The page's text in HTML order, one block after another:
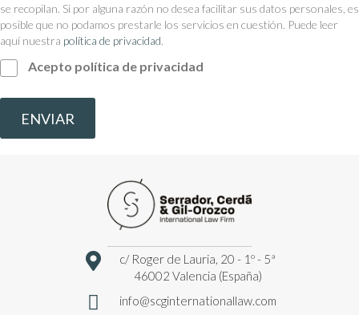
se recopilan. Si por alguna razón no desea facilitar sus datos personales, es
posible que no podamos prestarle los servicios en cuestión. Puede leer
aquí nuestra política de privacidad.
Acepto política de privacidad
ENVIAR
c/ Roger de Lauria, 20 - 1º - 5ª
46002 Valencia (España)
info@scginternationallaw.com